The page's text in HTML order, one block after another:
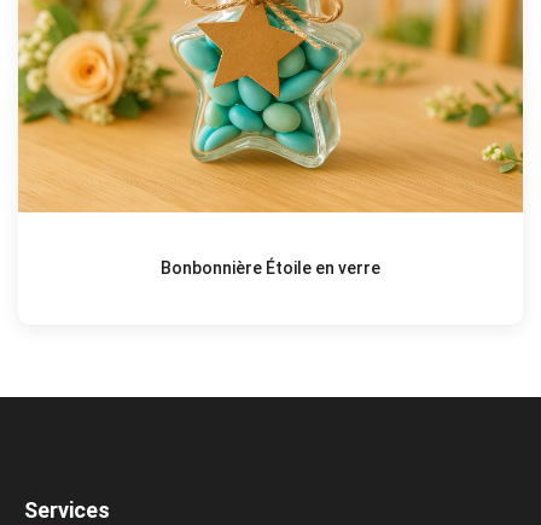
Bonbonnière Étoile en verre
Services